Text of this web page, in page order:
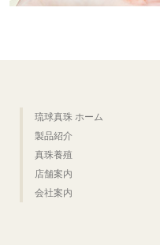
琉球真珠 ホーム
製品紹介
真珠養殖
店舗案内
会社案内